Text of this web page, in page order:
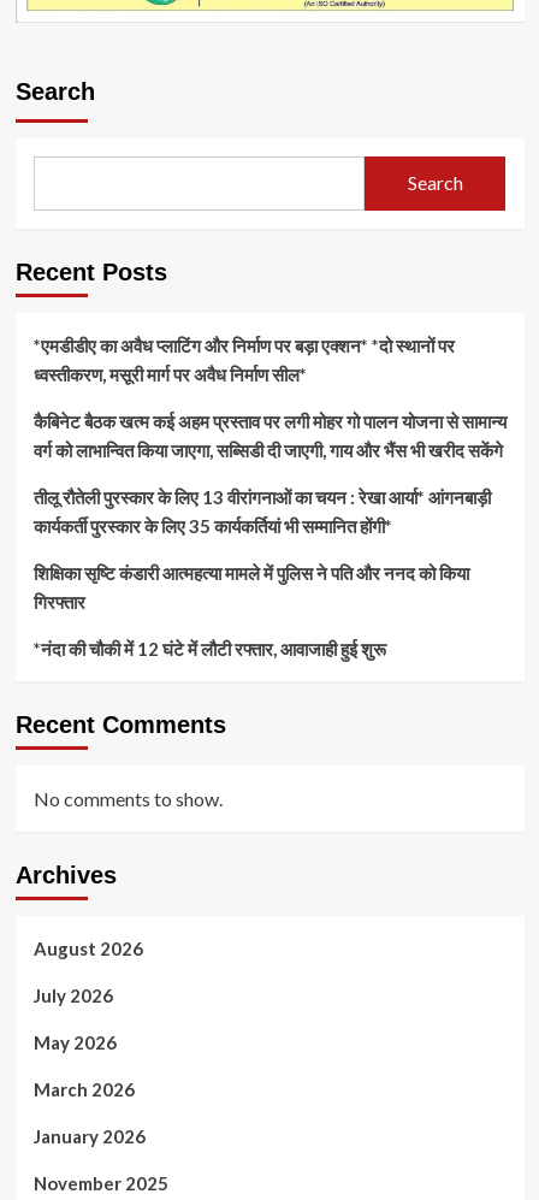
Search
Search
Recent Posts
*एमडीडीए का अवैध प्लाटिंग और निर्माण पर बड़ा एक्शन* *दो स्थानों पर
ध्वस्तीकरण, मसूरी मार्ग पर अवैध निर्माण सील*
कैबिनेट बैठक खत्म कई अहम प्रस्ताव पर लगी मोहर गो पालन योजना से सामान्य
वर्ग को लाभान्वित किया जाएगा, सब्सिडी दी जाएगी, गाय और भैंस भी खरीद सकेंगे
तीलू रौतेली पुरस्कार के लिए 13 वीरांगनाओं का चयन : रेखा आर्या* आंगनबाड़ी
कार्यकर्ती पुरस्कार के लिए 35 कार्यकर्तियां भी सम्मानित होंगी*
शिक्षिका सृष्टि कंडारी आत्महत्या मामले में पुलिस ने पति और ननद को किया
गिरफ्तार
*नंदा की चौकी में 12 घंटे में लौटी रफ्तार, आवाजाही हुई शुरू
Recent Comments
No comments to show.
Archives
August 2026
July 2026
May 2026
March 2026
January 2026
November 2025